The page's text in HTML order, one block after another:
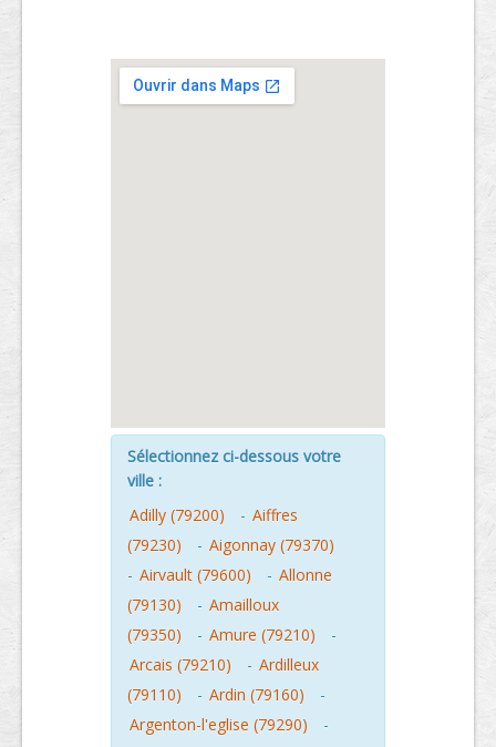
Sélectionnez ci-dessous votre
ville :
Adilly (79200)
- Aiffres
(79230)
- Aigonnay (79370)
- Airvault (79600) - Allonne
(79130)
- Amailloux
(79350)
- Amure (79210)
-
Arcais (79210)
- Ardilleux
(79110)
- Ardin (79160)
-
Argenton-l'eglise (79290)
-